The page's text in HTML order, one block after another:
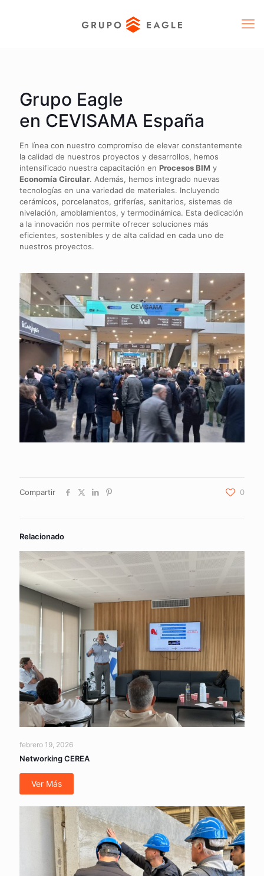
Grupo Eagle
en CEVISAMA España
En línea con nuestro compromiso de elevar constantemente
la calidad de nuestros proyectos y desarrollos, hemos
intensificado nuestra capacitación en Procesos BIM y
Economía Circular. Además, hemos integrado nuevas
tecnologías en una variedad de materiales. Incluyendo
cerámicos, porcelanatos, griferías, sanitarios, sistemas de
nivelación, amoblamientos, y termodinámica. Esta dedicación
a la innovación nos permite ofrecer soluciones más
eficientes, sostenibles y de alta calidad en cada uno de
nuestros proyectos.
Compartir 0
Relacionado
febrero 19, 2026
Networking CEREA
Ver Más